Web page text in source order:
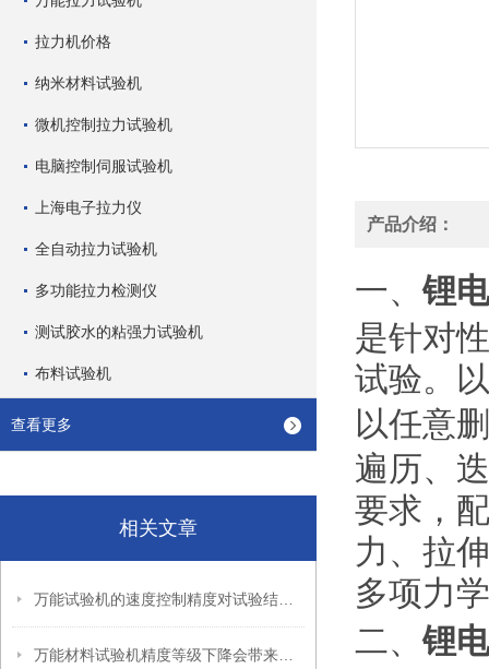
拉力机价格
纳米材料试验机
微机控制拉力试验机
电脑控制伺服试验机
上海电子拉力仪
全自动拉力试验机
多功能拉力检测仪
测试胶水的粘强力试验机
布料试验机
查看更多
相关文章
产品介绍：
一、锂
是针对
试验。以
以任意
遍历、
要求，
力、拉
多项力
二、锂